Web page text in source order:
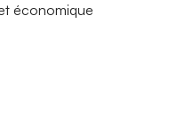
économique